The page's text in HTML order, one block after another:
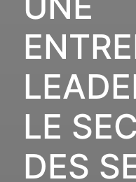
LE
DES